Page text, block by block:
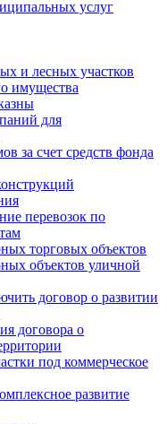
услуг
и лесных участков
имущества
для
за счет средств фонда
перевозок по
торговых объектов
объектов уличной
договор о развитии
договора о
под коммерческое
развитие